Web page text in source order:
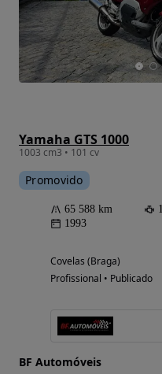
Yamaha GTS 1000
1003 cm3 • 101 cv
Promovido
65 588 km
1993
Covelas (Braga)
Profissional • Publicado
BF Automóveis